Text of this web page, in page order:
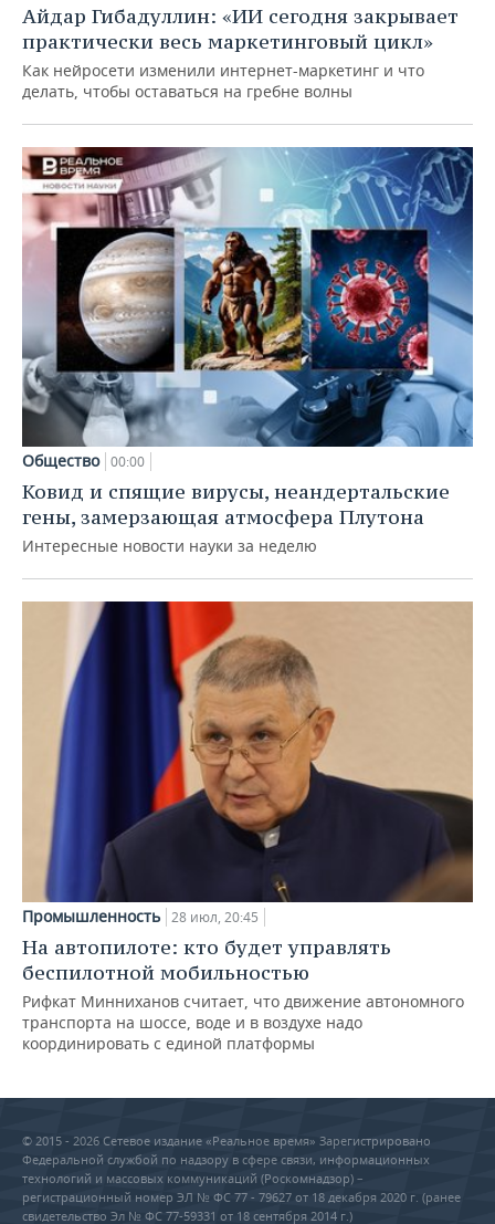
Айдар Гибадуллин: «ИИ сегодня закрывает
практически весь маркетинговый цикл»
Как нейросети изменили интернет-маркетинг и что
делать, чтобы оставаться на гребне волны
Общество 00:00
Ковид и спящие вирусы, неандертальские
гены, замерзающая атмосфера Плутона
Интересные новости науки за неделю
Промышленность 28 июл, 20:45
На автопилоте: кто будет управлять
беспилотной мобильностью
Рифкат Минниханов считает, что движение автономного
транспорта на шоссе, воде и в воздухе надо
координировать с единой платформы
© 2015 - 2026 Сетевое издание «Реальное время» Зарегистрировано
Федеральной службой по надзору в сфере связи, информационных
технологий и массовых коммуникаций (Роскомнадзор) –
регистрационный номер ЭЛ № ФС 77 - 79627 от 18 декабря 2020 г. (ранее
свидетельство Эл № ФС 77-59331 от 18 сентября 2014 г.)